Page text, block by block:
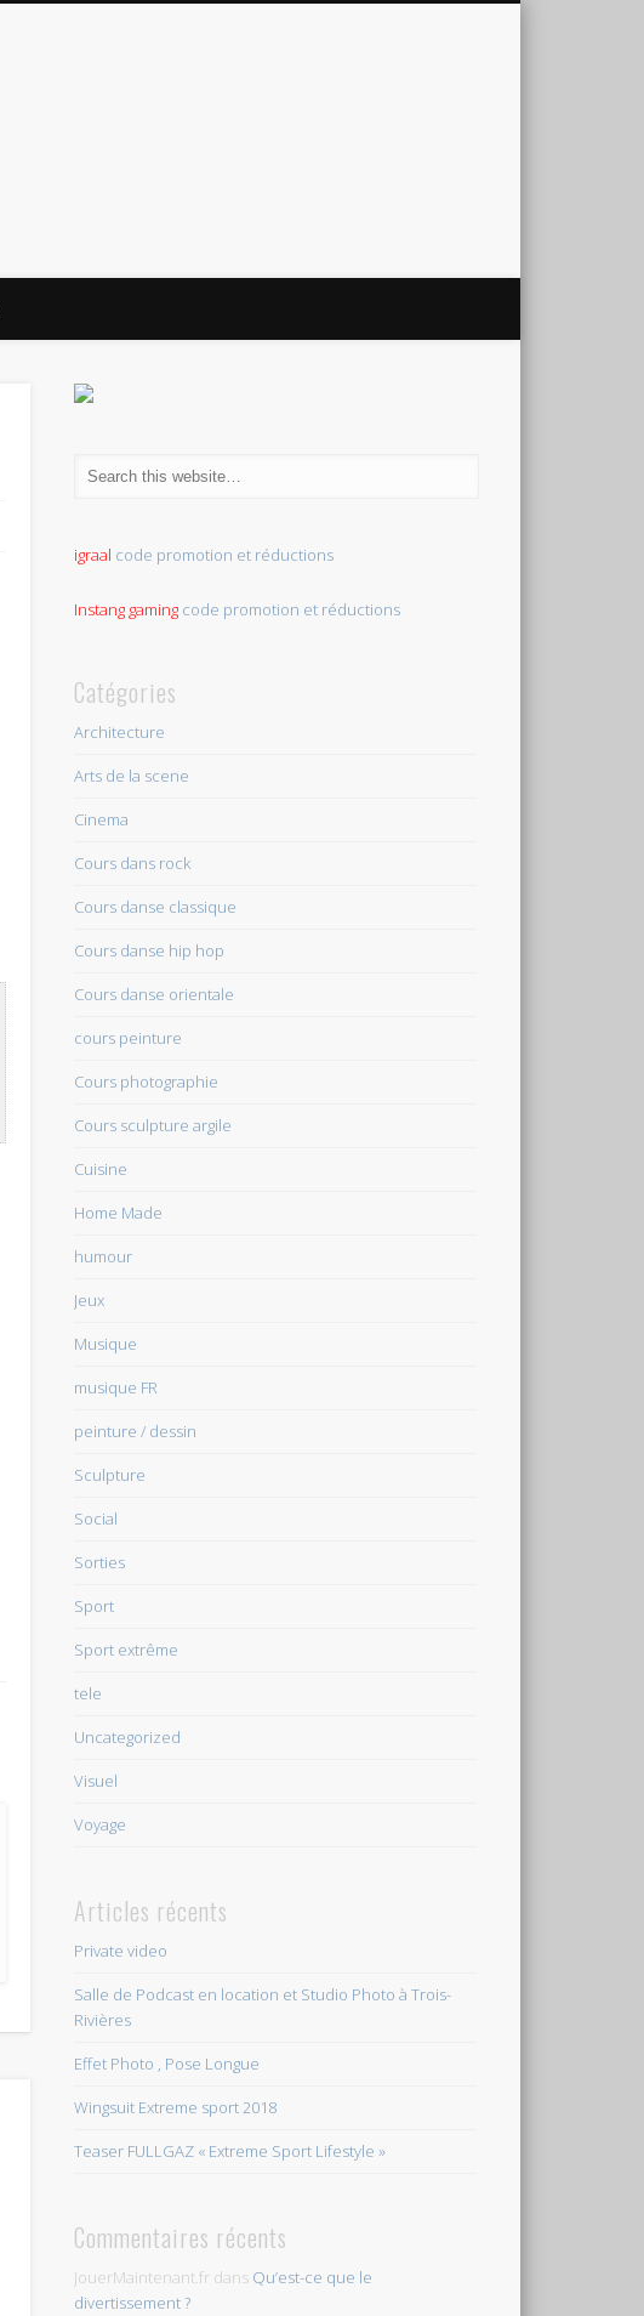
igraal code promotion et réductions
Instang gaming code promotion et réductions
Catégories
Architecture
Arts de la scene
Cinema
Cours dans rock
Cours danse classique
Cours danse hip hop
Cours danse orientale
cours peinture
Cours photographie
Cours sculpture argile
Cuisine
Home Made
humour
Jeux
Musique
musique FR
peinture / dessin
Sculpture
Social
Sorties
Sport
Sport extrême
tele
Uncategorized
Visuel
Voyage
Articles récents
Private video
Salle de Podcast en location et Studio Photo à Trois-
Rivières
Effet Photo , Pose Longue
Wingsuit Extreme sport 2018
Teaser FULLGAZ « Extreme Sport Lifestyle »
Commentaires récents
JouerMaintenant.fr dans Qu’est-ce que le
divertissement ?